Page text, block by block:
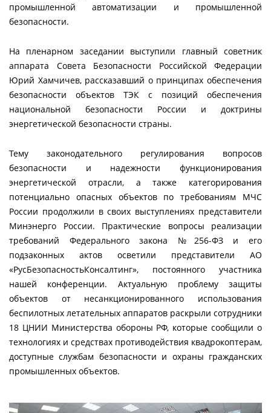
промышленной автоматизации и промышленной
безопасности.
На пленарном заседании выступили главный советник
аппарата Совета Безопасности Российской Федерации
Юрий Хамчичев, рассказавший о принципах обеспечения
безопасности объектов ТЭК с позиций обеспечения
национальной безопасности России и доктрины
энергетической безопасности страны.
Тему законодательного регулирования вопросов
безопасности и надежности функционирования
энергетической отрасли, а также категорирования
потенциально опасных объектов по требованиям МЧС
России продолжили в своих выступлениях представители
Минэнерго России. Практические вопросы реализации
требований Федерального закона №256-ФЗ и его
подзаконных актов осветили представители АО
«РусБезопасностьКонсалтинг», постоянного участника
нашей конференции. Актуальную проблему защиты
объектов от несанкционированного использования
беспилотных летательных аппаратов раскрыли сотрудники
18 ЦНИИ Министерства обороны РФ, которые сообщили о
технологиях и средствах противодействия квадрокоптерам,
доступные службам безопасности и охраны гражданских
промышленных объектов.